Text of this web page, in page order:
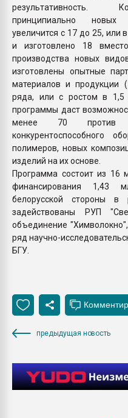
результативность.
принципиально новых
увеличится с 17 до 25, или
и изготовлено 18
производства новых
изготовлены опытные
материалов и продукции
ряда, или с ростом в 1,5
программы даст
менее 70 против
конкурентоспособного
полимеров, новых
изделий на их основе.
Программа состоит из
финансирования 1,43
белорусской стороны в
задействованы РУП
объединение
ряд научно-
БГУ.
предыдущая новость